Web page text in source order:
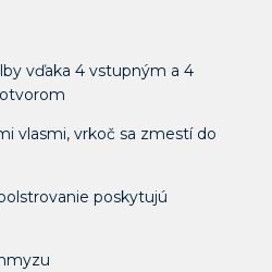
vďaka 4 vstupným a 4
vlasmi, vrkoč sa zmestí do
poskytujú